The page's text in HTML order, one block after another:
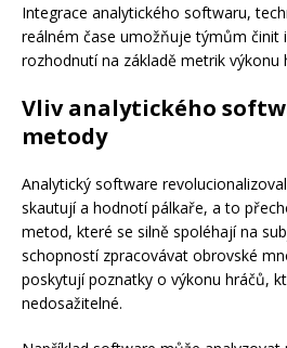
Integrace analytického softwaru,
reálném čase umožňuje týmům činit
rozhodnutí na základě metrik výkonu
Vliv analytického
metody
Analytický software
skautují a hodnotí pálkaře, a to
metod, které se silně spoléhají na
schopností zpracovávat obrovské
poskytují poznatky o výkonu hráčů,
nedosažitelné.